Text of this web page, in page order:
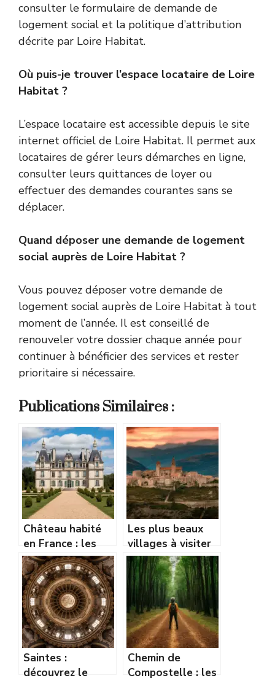
consulter le formulaire de demande de
logement social et la politique d’attribution
décrite par Loire Habitat.
Où puis-je trouver l’espace locataire de Loire
Habitat ?
L’espace locataire est accessible depuis le site
internet officiel de Loire Habitat. Il permet aux
locataires de gérer leurs démarches en ligne,
consulter leurs quittances de loyer ou
effectuer des demandes courantes sans se
déplacer.
Quand déposer une demande de logement
social auprès de Loire Habitat ?
Vous pouvez déposer votre demande de
logement social auprès de Loire Habitat à tout
moment de l’année. Il est conseillé de
renouveler votre dossier chaque année pour
continuer à bénéficier des services et rester
prioritaire si nécessaire.
Publications Similaires :
Château habité
en France : les
plus beaux à
visiter
absolument
Les plus beaux
villages à visiter
dans le Périgord
Noir
Saintes :
découvrez le
Chemin de
Compostelle : les